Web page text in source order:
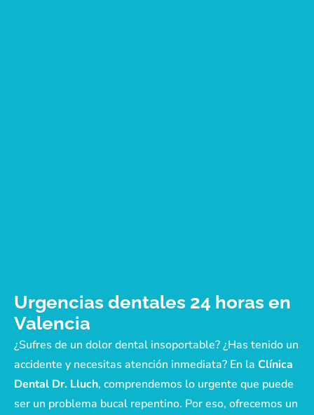
Urgencias dentales 24 horas en
Valencia
¿Sufres de un dolor dental insoportable? ¿Has tenido un
accidente y necesitas atención inmediata? En la Clínica
Dental Dr. Lluch, comprendemos lo urgente que puede
ser un problema bucal repentino. Por eso, ofrecemos un